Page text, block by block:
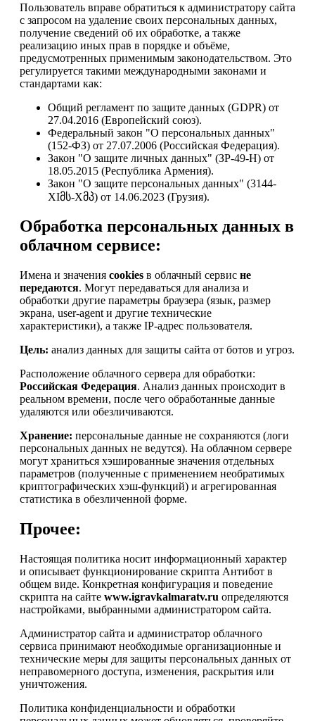
Пользователь вправе обратиться к администратору сайта
с запросом на удаление своих персональных данных,
получение сведений об их обработке, а также
реализацию иных прав в порядке и объёме,
предусмотренных применимым законодательством. Это
регулируется такими международными законами и
стандартами как:
Общий регламент по защите данных (GDPR) от
27.04.2016 (Европейский союз).
Федеральный закон "О персональных данных"
(152-ФЗ) от 27.07.2006 (Российская Федерация).
Закон "О защите личных данных" (ЗР-49-Н) от
18.05.2015 (Республика Армения).
Закон "О защите персональных данных" (3144-
XIმს-Xმპ) от 14.06.2023 (Грузия).
Обработка персональных данных в
облачном сервисе:
Имена и значения cookies в облачный сервис не
передаются. Могут передаваться для анализа и
обработки другие параметры браузера (язык, размер
экрана, user-agent и другие технические
характеристики), а также IP-адрес пользователя.
Цель: анализ данных для защиты сайта от ботов и угроз.
Расположение облачного сервера для обработки:
Российская Федерация. Анализ данных происходит в
реальном времени, после чего обработанные данные
удаляются или обезличиваются.
Хранение: персональные данные не сохраняются (логи
персональных данных не ведутся). На облачном сервере
могут храниться хэшированные значения отдельных
параметров (полученные с применением необратимых
криптографических хэш-функций) и агрегированная
статистика в обезличенной форме.
Прочее:
Настоящая политика носит информационный характер
и описывает функционирование скрипта Антибот в
общем виде. Конкретная конфигурация и поведение
скрипта на сайте www.igravkalmaratv.ru определяются
настройками, выбранными администратором сайта.
Администратор сайта и администратор облачного
сервиса принимают необходимые организационные и
технические меры для защиты персональных данных от
неправомерного доступа, изменения, раскрытия или
уничтожения.
Политика конфиденциальности и обработки